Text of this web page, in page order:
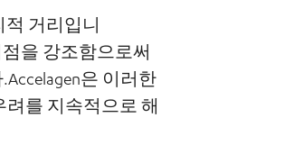
거리입니
을 강조함으로써
은 이러한
를 지속적으로 해